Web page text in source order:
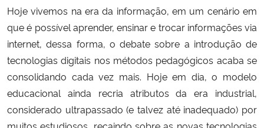
Ministério do Turismo
Ministério do Desenvolvimento Regional
Controladoria-Geral da União
Ministério da Mulher, da Família e dos Direitos Humanos
Hoje vivemos na era da informação, em um cenário em
que é possível aprender, ensinar e trocar informações via
internet, dessa forma, o debate sobre a introdução de
tecnologias digitais nos métodos pedagógicos acaba se
consolidando cada vez mais. Hoje em dia, o modelo
educacional ainda recria atributos da era industrial,
considerado ultrapassado (e talvez até inadequado) por
muitos estudiosos, recaindo sobre as novas tecnologias